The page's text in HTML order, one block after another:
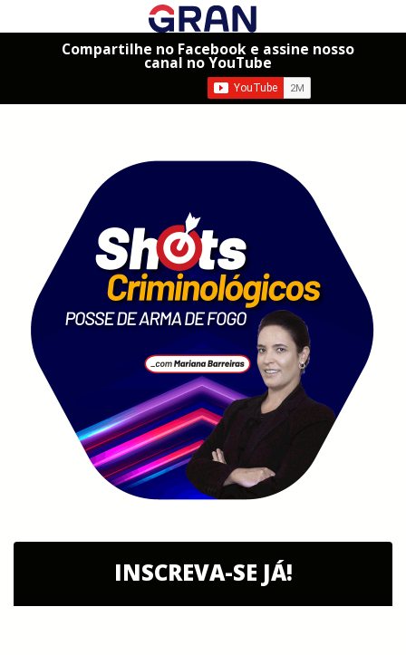
Compartilhe no Facebook e assine nosso
canal no YouTube
INSCREVA-SE JÁ!